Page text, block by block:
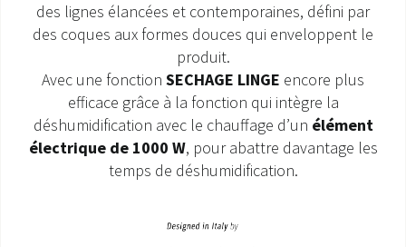
MONDE OS
DOCUMENTATIONS
des lignes élancées et contemporaines, défini par
des coques aux formes douces qui enveloppent le
produit.
Avec une fonction SECHAGE LINGE encore plus
efficace grâce à la fonction qui intègre la
déshumidification avec le chauffage d’un élément
électrique de 1000 W, pour abattre davantage les
temps de déshumidification.